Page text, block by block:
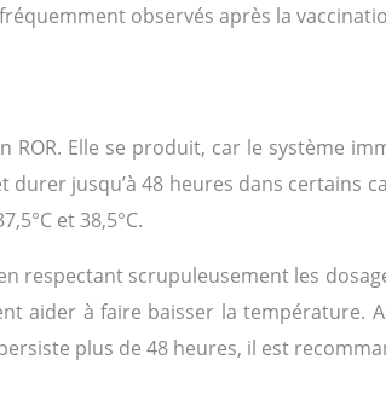
observés après la
Elle se produit, car le système
jusqu’à 48 heures dans certains
et 38,5°C.
respectant scrupuleusement les
aider à faire baisser la température.
plus de 48 heures, il est